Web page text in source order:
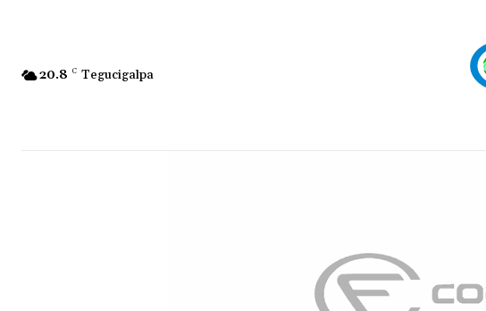
20.8 C Tegucigalpa